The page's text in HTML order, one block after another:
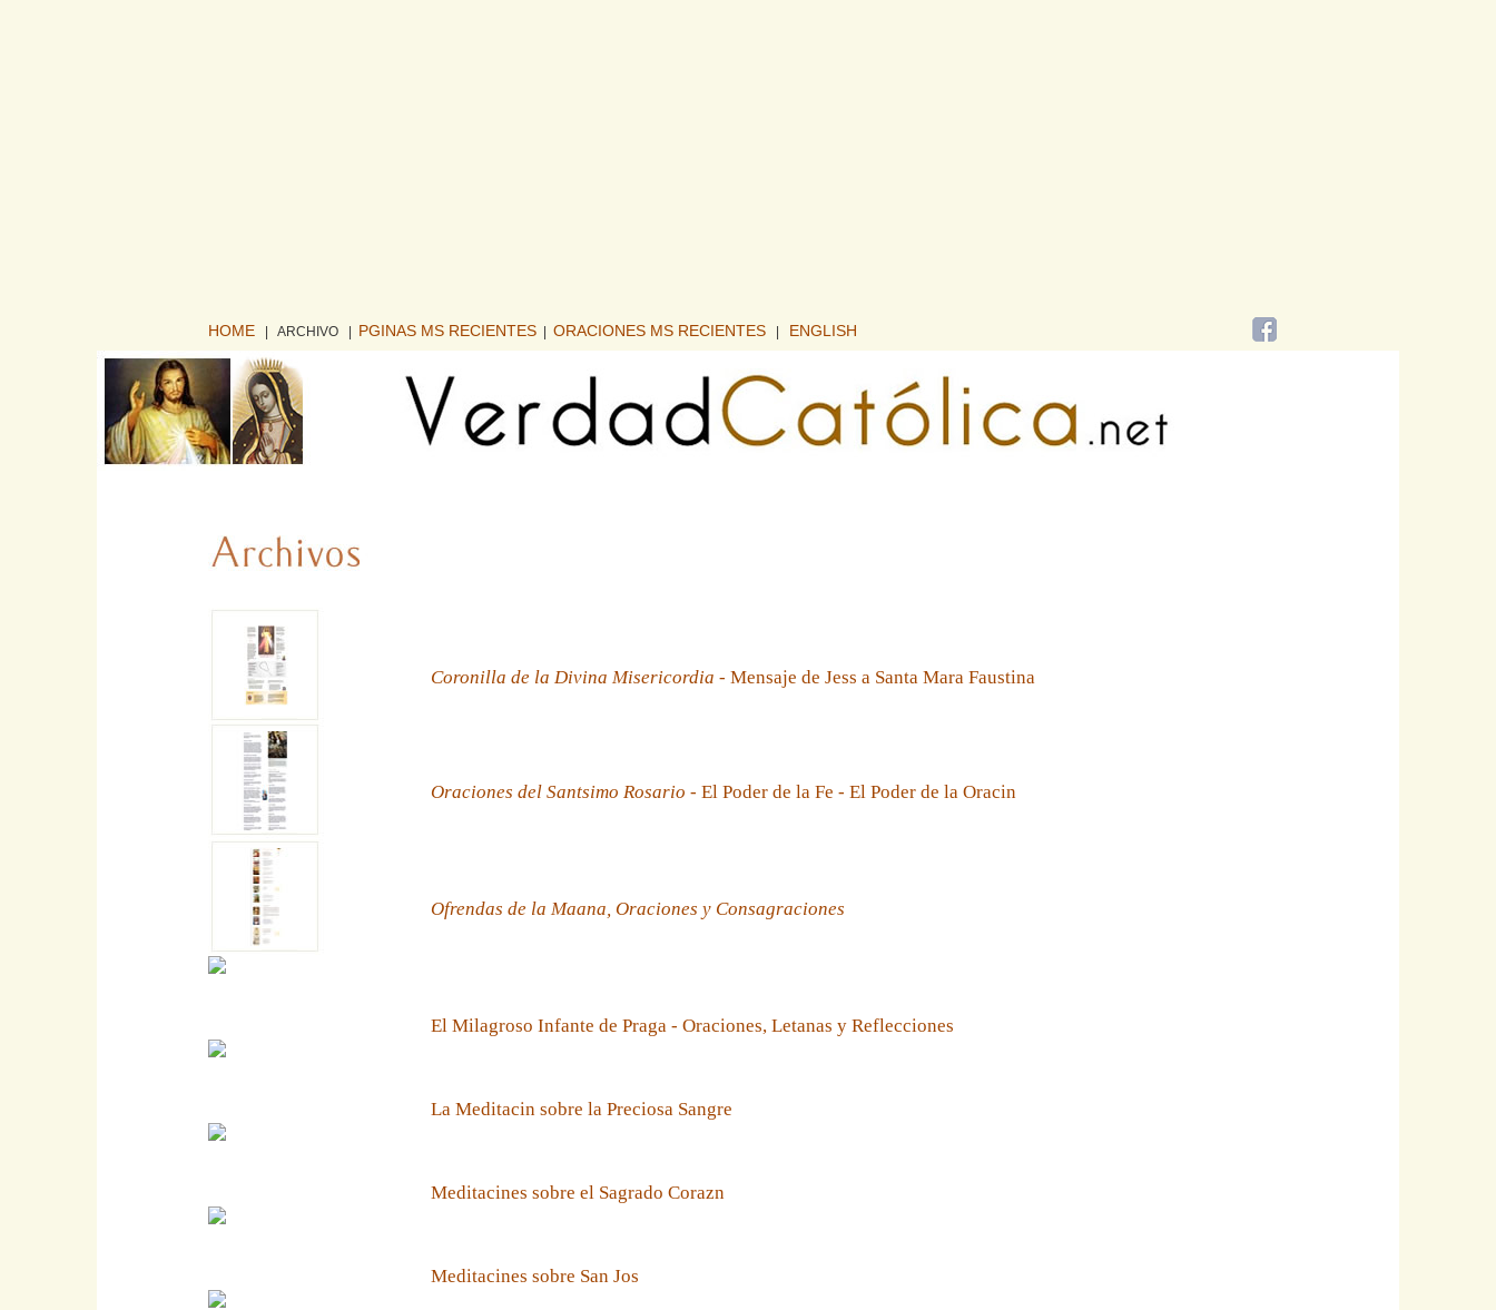
HOME | ARCHIVO PGINAS MS RECIENTES ORACIONES MS RECIENTES ENGLISH
Coronilla de la Divina Misericordia - Mensaje de Jess a Santa Mara Faustina
Oraciones del Santsimo Rosario - El Poder de la Fe - El Poder de la Oracin
Ofrendas de la Maana, Oraciones y Consagraciones
El Milagroso Infante de Praga - Oraciones, Letanas y Reflecciones
La Meditacin sobre la Preciosa Sangre
Meditacines sobre el Sagrado Corazn
Meditacines sobre San Jos